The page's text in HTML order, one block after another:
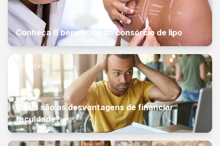
Conheça 6 benefícios do consórcio de lipo
Educação
Quais são as desvantagens de financiar
faculdade?